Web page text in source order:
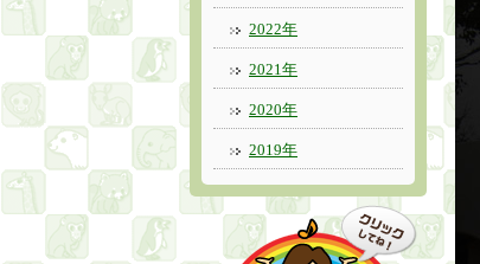
2022年
2021年
2020年
2019年